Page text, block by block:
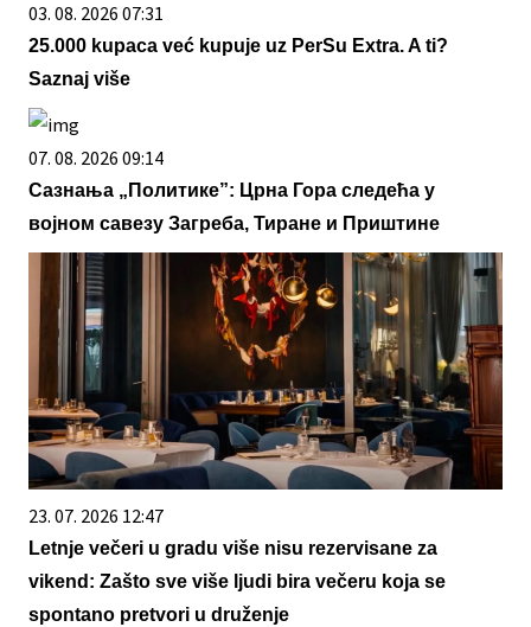
03. 08. 2026 07:31
25.000 kupaca već kupuje uz PerSu Extra. A ti?
Saznaj više
07. 08. 2026 09:14
Сазнања „Политике”: Црна Гора следећа у
војном савезу Загреба, Тиране и Приштине
23. 07. 2026 12:47
Letnje večeri u gradu više nisu rezervisane za
vikend: Zašto sve više ljudi bira večeru koja se
spontano pretvori u druženje